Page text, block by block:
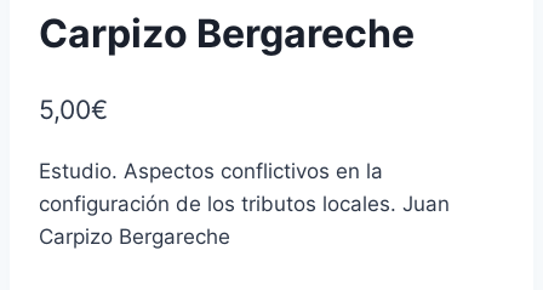
Carpizo Bergareche
5,00€
Estudio. Aspectos conflictivos en la
configuración de los tributos locales. Juan
Carpizo Bergareche